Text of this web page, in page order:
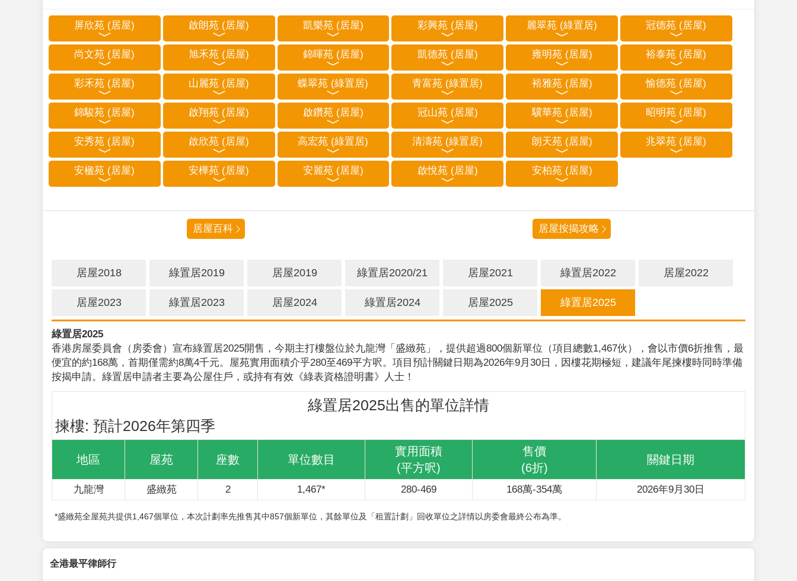
屏欣苑 (居屋) 啟朗苑 (居屋) 凱樂苑 (居屋) 彩興苑 (居屋) 麗翠苑 (綠置居) 冠德苑 (居屋)
尚文苑 (居屋) 旭禾苑 (居屋) 錦暉苑 (居屋) 凱德苑 (居屋) 雍明苑 (居屋) 裕泰苑 (居屋)
彩禾苑 (居屋) 山麗苑 (居屋) 蝶翠苑 (綠置居) 青富苑 (綠置居) 裕雅苑 (居屋) 愉德苑 (居屋)
錦駿苑 (居屋) 啟翔苑 (居屋) 啟鑽苑 (居屋) 冠山苑 (居屋) 驥華苑 (居屋) 昭明苑 (居屋)
安秀苑 (居屋) 啟欣苑 (居屋) 高宏苑 (綠置居) 清濤苑 (綠置居) 朗天苑 (居屋) 兆翠苑 (居屋)
安楹苑 (居屋) 安樺苑 (居屋) 安麗苑 (居屋) 啟悅苑 (居屋) 安柏苑 (居屋)
居屋百科 居屋按揭攻略
居屋2018 綠置居2019 居屋2019 綠置居2020/21 居屋2021 綠置居2022 居屋2022
居屋2023 綠置居2023 居屋2024 綠置居2024 居屋2025 綠置居2025
綠置居2025
香港房屋委員會（房委會）宣布綠置居2025開售，今期主打樓盤位於九龍灣「盛緻苑」，提供超過800個新單位（項目總數1,467伙），會以市價6折推售，最
便宜的約168萬，首期僅需約8萬4千元。屋苑實用面積介乎280至469平方呎。項目預計關鍵日期為2026年9月30日，因樓花期極短，建議年尾揀樓時同時準備
按揭申請。綠置居申請者主要為公屋住戶，或持有有效《綠表資格證明書》人士！
綠置居2025出售的單位詳情
揀樓: 預計2026年第四季
地區 屋苑 座數 單位數目
實用面積
(平方呎)
售價
(6折)
關鍵日期
九龍灣 盛緻苑 2 1,467* 280-469 168萬-354萬 2026年9月30日
*盛緻苑全屋苑共提供1,467個單位，本次計劃率先推售其中857個新單位，其餘單位及「租置計劃」回收單位之詳情以房委會最終公布為準。
全港最平律師行